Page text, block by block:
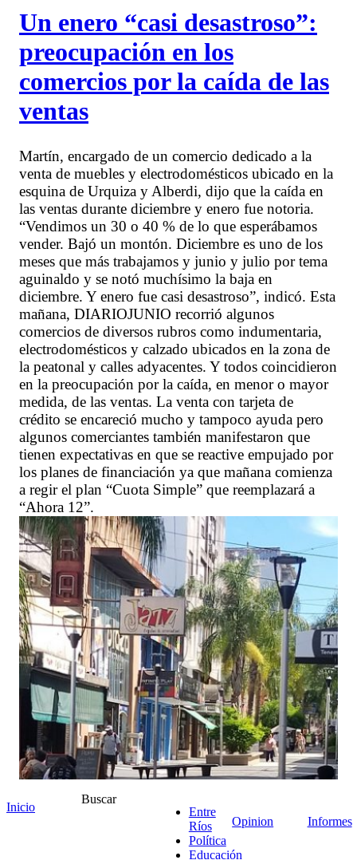
Un enero “casi desastroso”:
preocupación en los
comercios por la caída de las
ventas
Martín, encargado de un comercio dedicado a la
venta de muebles y electrodomésticos ubicado en la
esquina de Urquiza y Alberdi, dijo que la caída en
las ventas durante diciembre y enero fue notoria.
“Vendimos un 30 o 40 % de lo que esperábamos
vender. Bajó un montón. Diciembre es uno de los
meses que más trabajamos y junio y julio por tema
aguinaldo y se notó muchísimo la baja en
diciembre. Y enero fue casi desastroso”, indicó. Esta
mañana, DIARIOJUNIO recorrió algunos
comercios de diversos rubros como indumentaria,
electrodomésticos y calzado ubicados en la zona de
la peatonal y calles adyacentes. Y todos coincidieron
en la preocupación por la caída, en menor o mayor
medida, de las ventas. La venta con tarjeta de
crédito se encareció mucho y tampoco ayuda pero
algunos comerciantes también manifestaron que
tienen expectativas en que se reactive empujado por
los planes de financiación ya que mañana comienza
a regir el plan “Cuota Simple” que reemplazará a
“Ahora 12”.
Inicio
Buscar
Entre
Ríos
Política
Educación
Opinion Informes